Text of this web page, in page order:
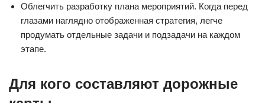
Облегчить разработку плана мероприятий. Когда перед
глазами наглядно отображенная стратегия, легче
продумать отдельные задачи и подзадачи на каждом
этапе.
Для кого составляют дорожные